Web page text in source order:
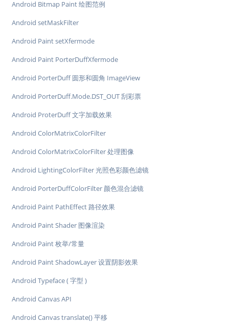
Android Bitmap Paint 绘图范例
Android setMaskFilter
Android Paint setXfermode
Android Paint PorterDuffXfermode
Android PorterDuff 圆形和圆角 ImageView
Android PorterDuff.Mode.DST_OUT 刮彩票
Android ProterDuff 文字加载效果
Android ColorMatrixColorFilter
Android ColorMatrixColorFilter 处理图像
Android LightingColorFilter 光照色彩颜色滤镜
Android PorterDuffColorFilter 颜色混合滤镜
Android Paint PathEffect 路径效果
Android Paint Shader 图像渲染
Android Paint 枚举/常量
Android Paint ShadowLayer 设置阴影效果
Android Typeface ( 字型 )
Android Canvas API
Android Canvas translate() 平移